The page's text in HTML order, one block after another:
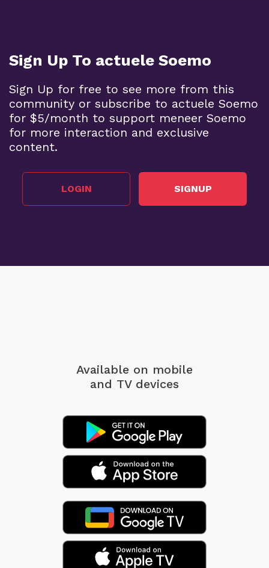
Sign Up To actuele Soemo
Sign Up for free to see more from this
community or subscribe to actuele Soemo
for $5/month to support meneer Soemo
for more interaction and exclusive
content.
LOGIN SIGNUP
Available on mobile
and TV devices